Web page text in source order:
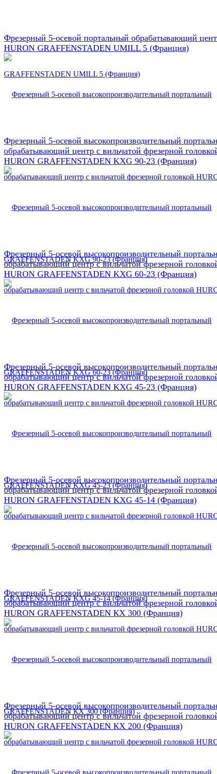
Фрезерный 5-осевой портальный обрабатывающий
HURON GRAFFENSTADEN UMILL 5 (Франция)
Фрезерный 5-осевой высокопроизводительный
обрабатывающий центр с вильчатой фрезерной
HURON GRAFFENSTADEN KXG 90-23 (Франция)
Фрезерный 5-осевой высокопроизводительный
обрабатывающий центр с вильчатой фрезерной
HURON GRAFFENSTADEN KXG 60-23 (Франция)
Фрезерный 5-осевой высокопроизводительный
обрабатывающий центр с вильчатой фрезерной
HURON GRAFFENSTADEN KXG 45-23 (Франция)
Фрезерный 5-осевой высокопроизводительный
обрабатывающий центр с вильчатой фрезерной
HURON GRAFFENSTADEN KXG 45-14 (Франция)
Фрезерный 5-осевой высокопроизводительный
обрабатывающий центр с вильчатой фрезерной
HURON GRAFFENSTADEN КX 300 (Франция)
Фрезерный 5-осевой высокопроизводительный
обрабатывающий центр с вильчатой фрезерной
HURON GRAFFENSTADEN КX 200 (Франция)